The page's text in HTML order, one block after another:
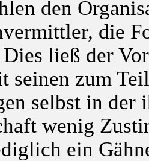
den
die
ließ der
seinen zum
selbst in der
wenig
ein